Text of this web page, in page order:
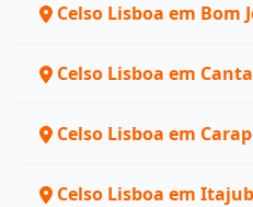
Celso Lisboa em Bom
Celso Lisboa em
Celso Lisboa em
Celso Lisboa em